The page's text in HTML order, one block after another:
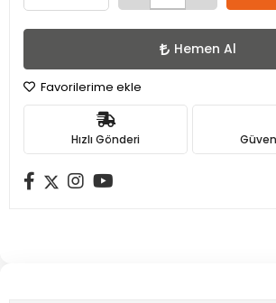
Hemen Al
Favorilerime ekle
Hızlı Gönderi